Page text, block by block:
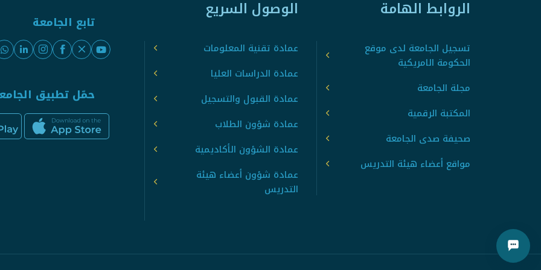
الروابط الهامة
تسجيل الجامعة لدى موقع
الحكومة الامريكية
مجلة الجامعة
المكتبة الرقمية
صحيفة صدى الجامعة
مواقع أعضاء هيئة التدريس
الوصول السريع
عمادة تقنية المعلومات
عمادة الدراسات العليا
عمادة القبول والتسجيل
عمادة شؤون الطلاب
عمادة الشؤون الأكاديمية
عمادة شؤون أعضاء هيئة
التدريس
تابع الجامعة
حمّل تطبيق